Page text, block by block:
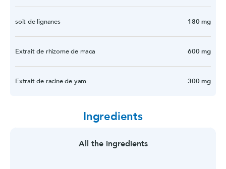
soit de lignanes 180 mg
Extrait de rhizome de maca 600 mg
Extrait de racine de yam 300 mg
Ingredients
All the ingredients